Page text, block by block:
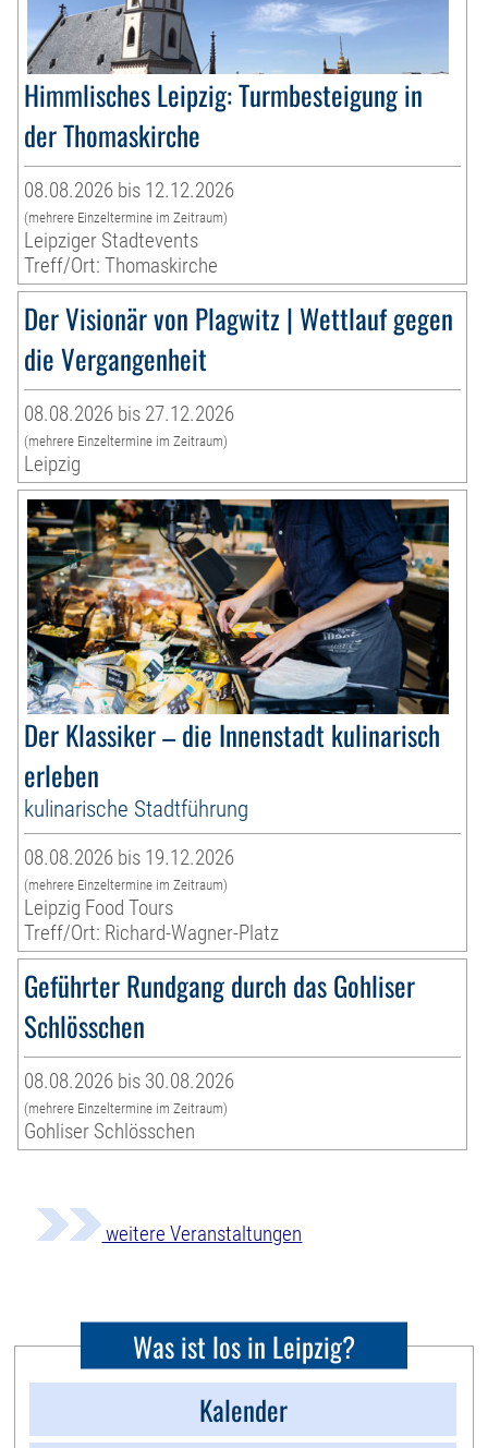
Himmlisches Leipzig: Turmbesteigung in
der Thomaskirche
08.08.2026 bis 12.12.2026
(mehrere Einzeltermine im Zeitraum)
Leipziger Stadtevents
Treff/Ort: Thomaskirche
Der Visionär von Plagwitz | Wettlauf gegen
die Vergangenheit
08.08.2026 bis 27.12.2026
(mehrere Einzeltermine im Zeitraum)
Leipzig
Der Klassiker – die Innenstadt kulinarisch
erleben
kulinarische Stadtführung
08.08.2026 bis 19.12.2026
(mehrere Einzeltermine im Zeitraum)
Leipzig Food Tours
Treff/Ort: Richard-Wagner-Platz
Geführter Rundgang durch das Gohliser
Schlösschen
08.08.2026 bis 30.08.2026
(mehrere Einzeltermine im Zeitraum)
Gohliser Schlösschen
weitere Veranstaltungen
Was ist los in Leipzig?
Kalender